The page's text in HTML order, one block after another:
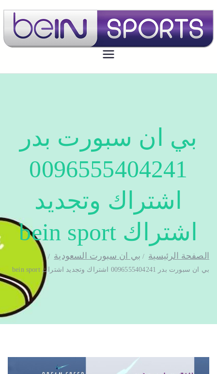
بي ان سبورت الكويت
تجديد اشتراك بي ان سبورت اون لاين
بي ان سبورت بدر
0096555404241
اشتراك وتجديد
اشتراك bein sport
الصفحة الرئيسية بي ان سبورت السعودية
بي ان سبورت بدر 0096555404241 اشتراك وتجديد اشتراك bein sport